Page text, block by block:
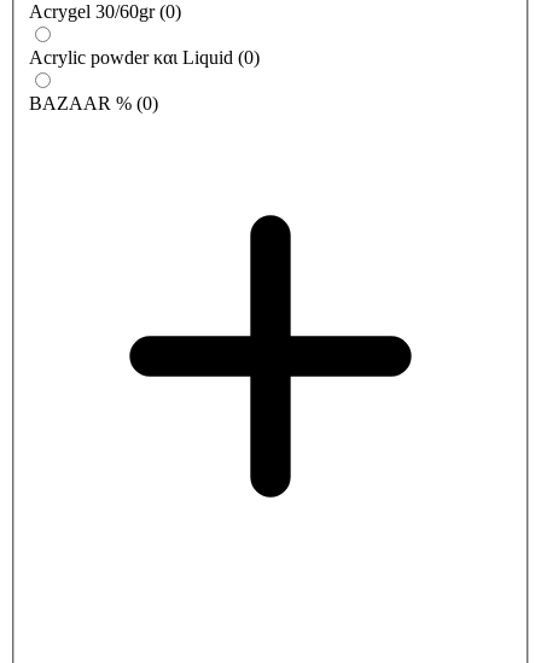
Acrygel 30/60gr (0)
Acrylic powder και Liquid (0)
BAZAAR % (0)